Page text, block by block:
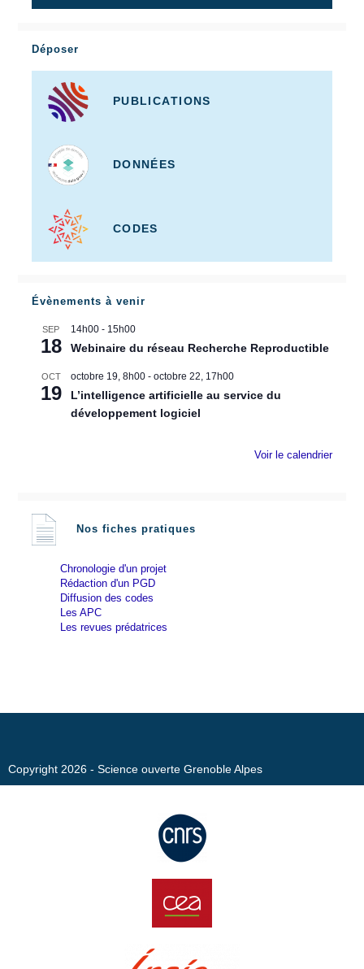
Déposer
PUBLICATIONS
DONNÉES
CODES
Évènements à venir
SEP
18
14h00- 15h00
Webinaire du réseau Recherche Reproductible
OCT
19
octobre 19, 8h00- octobre 22, 17h00
L’intelligence artificielle au service du
développement logiciel
Voir le calendrier
Nos fiches pratiques
Chronologie d'un projet
Rédaction d'un PGD
Diffusion des codes
Les APC
Les revues prédatrices
Copyright 2026 - Science ouverte Grenoble Alpes